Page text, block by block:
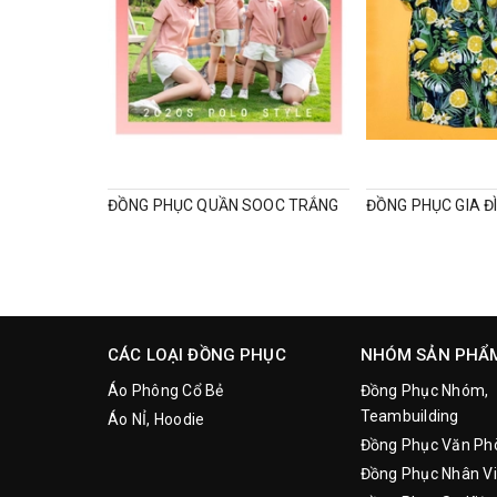
ĐỒNG PHỤC QUẦN SOOC TRẮNG
CÁC LOẠI ĐỒNG PHỤC
Áo Phông Cổ Bẻ
Áo NỈ, Hoodie
NHÓM SẢN
Đồng Phục Nhóm,
Teambuilding
Đồng Phục Văn
Đồng Phục Nhân